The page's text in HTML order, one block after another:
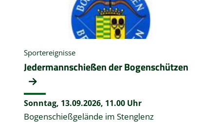
Sportereignisse
Jedermannschießen der Bogenschützen
Sonntag, 13.09.2026, 11.00 Uhr
Bogenschießgelände im Stenglenz